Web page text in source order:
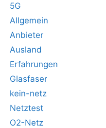
5G
Allgemein
Anbieter
Ausland
Erfahrungen
Glasfaser
kein-netz
Netztest
O2-Netz